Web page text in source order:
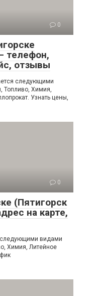
0
телефон,
отзывы
следующими
Топливо, Химия,
Узнать цены,
0
(Пятигорск
на карте,
следующими видами
Химия, Литейное